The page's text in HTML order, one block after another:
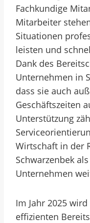
Fachkundige
Mitarbeiter
Situationen
leisten und
Dank des
Unternehmen in
dass sie auch
Geschäftszeiten
Unterstützung
Wirtschaft in der
Schwarzenbek
Unternehmen
Im Jahr 2025
effizienten